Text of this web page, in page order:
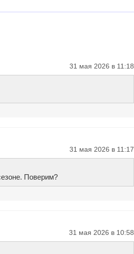
31 мая 2026 в 11:18
31 мая 2026 в 11:17
Поверим?
31 мая 2026 в 10:58